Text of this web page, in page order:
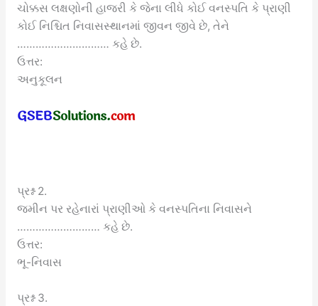
ચોક્કસ લક્ષણોની હાજરી કે જેના લીધે કોઈ વનસ્પતિ કે પ્રાણી
કોઈ નિશ્ચિત નિવાસસ્થાનમાં જીવન જીવે છે, તેને
………………………… કહે છે.
ઉત્તર:
અનુકૂલન
પ્રશ્ન 2.
જમીન પર રહેનારાં પ્રાણીઓ કે વનસ્પતિના નિવાસને
……………………… કહે છે.
ઉત્તર:
ભૂ-નિવાસ
પ્રશ્ન 3.